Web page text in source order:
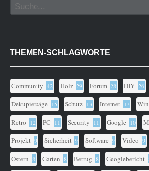
THEMEN-SCHLAGWORTE
Community 42 Holz 29 Forum 28 DIY 26
Dekupiersäge 15 Schutz 13 Internet 13
Retro 12 PC 11 Security 11 Google 10
Projekt 9 Sicherheit 9 Software 9 Video 9
Ostern 8 Garten 8 Betrug 8 Googlebericht